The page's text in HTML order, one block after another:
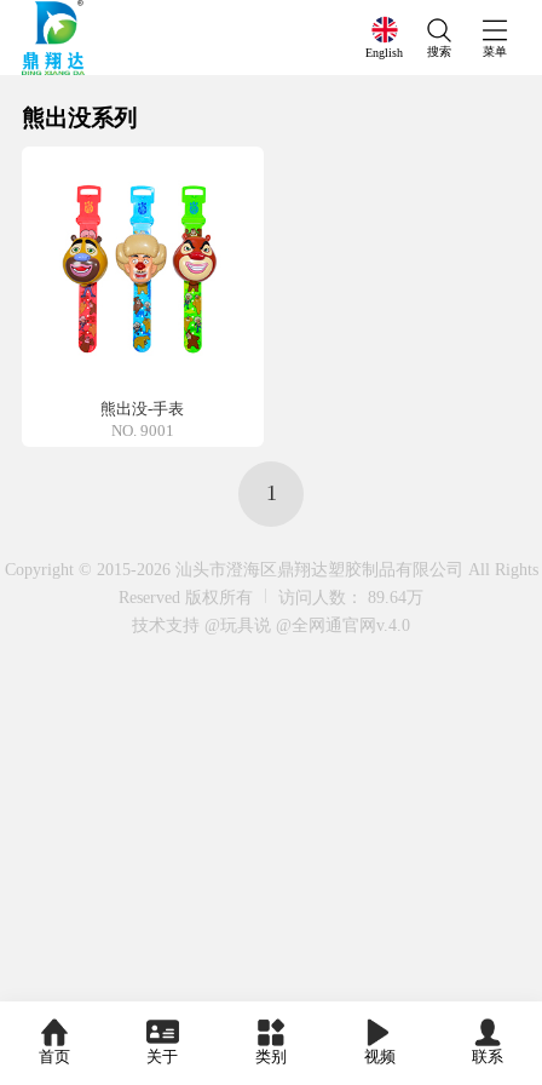
首页 关于 类别 视频 联系
English 搜索 菜单
熊出没系列
熊出没-手表
NO. 9001
1
Copyright © 2015-2026 汕头市澄海区鼎翔达塑胶制品有限公司 All Rights
Reserved 版权所有
访问人数： 89.64万
技术支持 @玩具说 @全网通官网v.4.0